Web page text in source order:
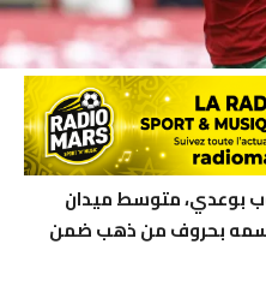
بوعدي، متوسط ميدان
اسمه بحروف من ذهب ضمن